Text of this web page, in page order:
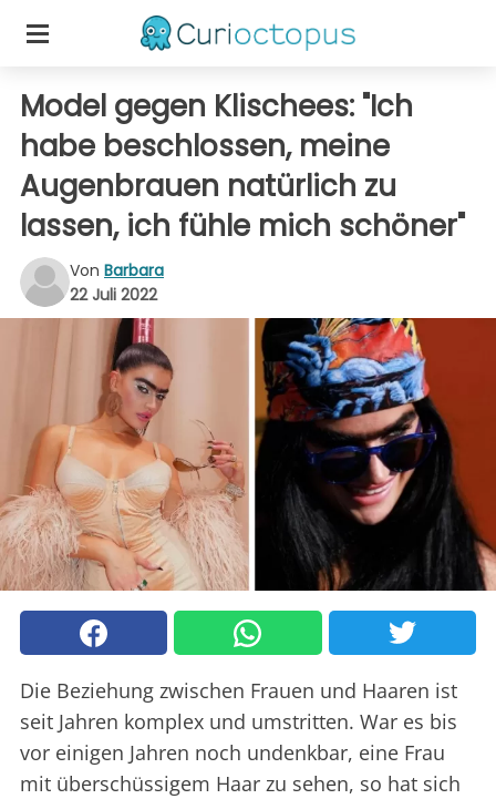
Model gegen Klischees: "Ich
habe beschlossen, meine
Augenbrauen natürlich zu
lassen, ich fühle mich schöner"
Von Barbara
22 Juli 2022
Die Beziehung zwischen Frauen und Haaren ist
seit Jahren komplex und umstritten. War es bis
vor einigen Jahren noch undenkbar, eine Frau
mit überschüssigem Haar zu sehen, so hat sich